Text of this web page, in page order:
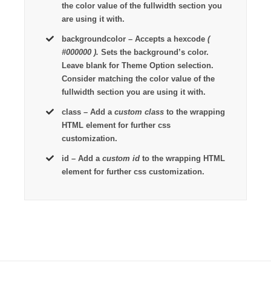
the color value of the fullwidth section you
are using it with.
backgroundcolor – Accepts a hexcode(
#000000 ). Sets the background’s color.
Leave blank for Theme Option selection.
Consider matching the color value of the
fullwidth section you are using it with.
class – Add acustom class to the wrapping
HTML element for further css
customization.
id – Add acustom id to the wrapping HTML
element for further css customization.